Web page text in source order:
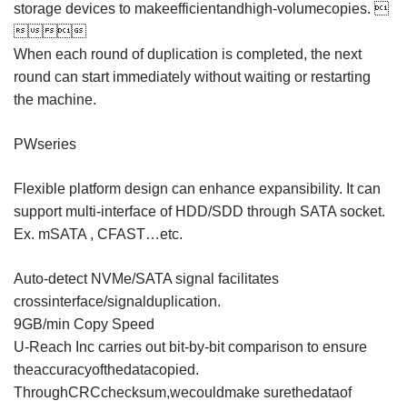
storage devices to makeefficientandhigh-volumecopies. 

When each round of duplication is completed, the next
round can start immediately without waiting or restarting
the machine.
PWseries
Flexible platform design can enhance expansibility. It can
support multi-interface of HDD/SDD through SATA socket.
Ex. mSATA , CFAST…etc.
Auto-detect NVMe/SATA signal facilitates
crossinterface/signalduplication.
9GB/min Copy Speed
U-Reach Inc carries out bit-by-bit comparison to ensure
theaccuracyofthedatacopied.
ThroughCRCchecksum,wecouldmake surethedataof